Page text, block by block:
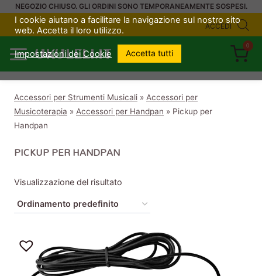
SaltaNEGOZIO CHIUSO. GLI ORDINI SONO TEMPORANEAMENTE SOSPESI.
ACCEDI
UKULELI.IT
0
Accessori per Strumenti Musicali » Accessori per
Musicoterapia » Accessori per Handpan » Pickup per
Handpan
PICKUP PER HANDPAN
Visualizzazione del risultato
I cookie aiutano a facilitare la navigazione sul nostro sito
web. Accetta il loro utilizzo.
Impostazioni dei Cookie Accetta tutti